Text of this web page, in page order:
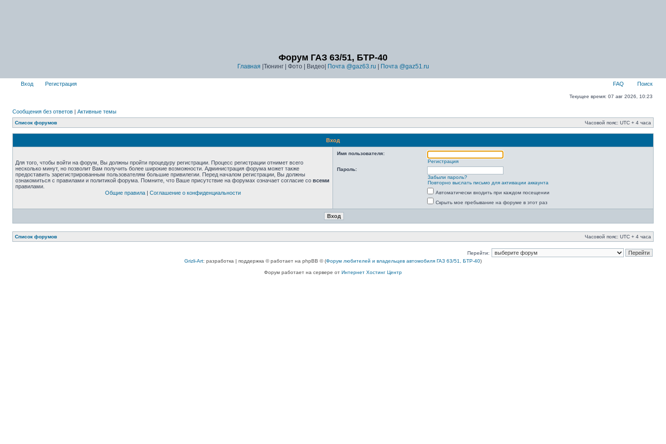
Форум ГАЗ 63/51, БТР-40
Главная |Тюнинг | Фото | Видео| Почта @gaz63.ru Почта @gaz51.ru
Вход Регистрация FAQ Поиск
Текущее время: 07 авг 2026, 10:23
Сообщения без ответов | Активные темы
Список форумов Часовой пояс: UTC + 4 часа
Вход
Для того, чтобы войти на форум, Вы должны пройти процедуру регистрации. Процесс регистрации отнимет всего
несколько минут, но позволит Вам получить более широкие возможности. Администрация форума может также
предоставить зарегистрированным пользователям большие привилегии. Перед началом регистрации, Вы должны
ознакомиться с правилами и политикой форума. Помните, что Ваше присутствие на форумах означает согласие со всеми
правилами.
Общие правила| Соглашение о конфиденциальности
Имя пользователя:
Регистрация
Пароль:
Забыли пароль?
Повторно выслать письмо для активации аккаунта
Автоматически входить при каждом посещении
Скрыть мое пребывание на форуме в этот раз
Список форумов Часовой пояс: UTC + 4 часа
Перейти:
Grizli-Art: разработка | поддержка © работает на phpBB © (Форум любителей и владельцев автомобиля ГАЗ 63/51, БТР-40)
Форум работает на сервере от Интернет Хостинг Центр